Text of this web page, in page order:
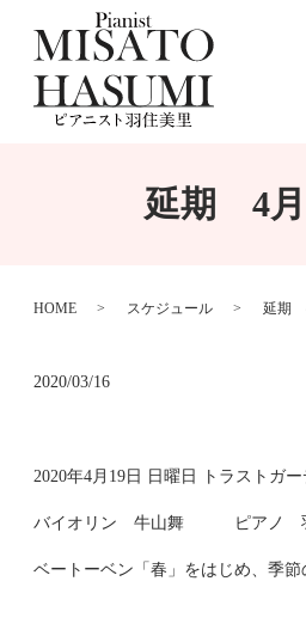
延期 4月
HOME スケジュール 延期
2020/03/16
2020年4月19日 日曜日 トラストガ
バイオリン 牛山舞 ピアノ
ベートーベン「春」をはじめ、季